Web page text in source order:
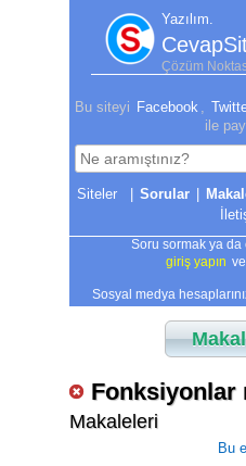
Yazılım.
Çözüm
Bu siteyi Facebook
ile
| Sorular |
Soru sormak ya
giriş yapın
Sosyal medya
Fonksiyonlar
Makaleleri
Bu